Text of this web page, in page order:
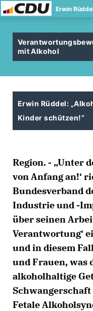
Erwin
mit Alkohol
Erwin Rüddel:
Kinder schützen!“
Region. - „Unter
von Anfang an!‘
Bundesverband
Industrie und -
über seinen
Verantwortung‘
und in diesem
und Frauen, was
alkoholhaltige
Fetale